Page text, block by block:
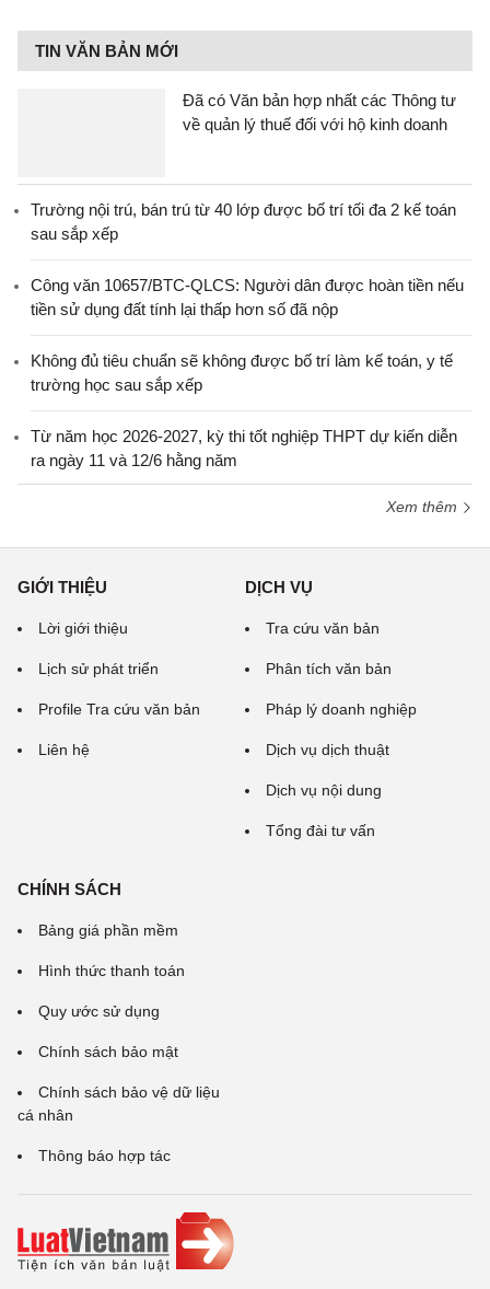
TIN VĂN BẢN MỚI
Đã có Văn bản hợp nhất các Thông tư
về quản lý thuế đối với hộ kinh doanh
Trường nội trú, bán trú từ 40 lớp được bố trí tối đa 2 kế toán
sau sắp xếp
Công văn 10657/BTC-QLCS: Người dân được hoàn tiền nếu
tiền sử dụng đất tính lại thấp hơn số đã nộp
Không đủ tiêu chuẩn sẽ không được bố trí làm kế toán, y tế
trường học sau sắp xếp
Từ năm học 2026-2027, kỳ thi tốt nghiệp THPT dự kiến diễn
ra ngày 11 và 12/6 hằng năm
Xem thêm
GIỚI THIỆU
Lời giới thiệu
Lịch sử phát triển
Profile Tra cứu văn bản
Liên hệ
DỊCH VỤ
Tra cứu văn bản
Phân tích văn bản
Pháp lý doanh nghiệp
Dịch vụ dịch thuật
Dịch vụ nội dung
Tổng đài tư vấn
CHÍNH SÁCH
Bảng giá phần mềm
Hình thức thanh toán
Quy ước sử dụng
Chính sách bảo mật
Chính sách bảo vệ dữ liệu
cá nhân
Thông báo hợp tác